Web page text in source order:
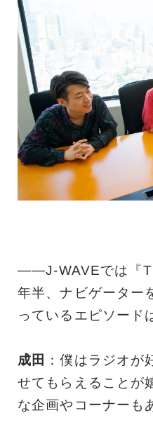
――J-WAVEでは『
年半、ナビゲーター
っているエピソード
成田
：僕はラジオが
せてもらえることが
な企画やコーナーも